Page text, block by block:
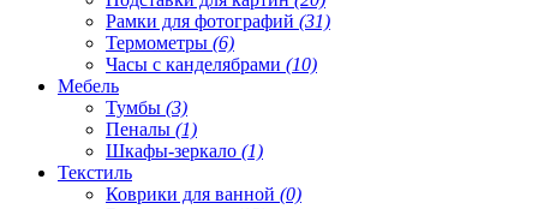
Рамки для фотографий (31)
Термометры (6)
Часы с канделябрами (10)
Мебель
Тумбы (3)
Пеналы (1)
Шкафы-зеркало (1)
Текстиль
Коврики для ванной (0)